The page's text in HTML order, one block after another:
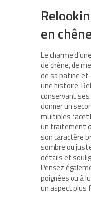
en chêne
Le charme
de chêne, de
de sa patine et
une histoire.
conservant
donner un
multiples
un traitement
son caractère
sombre ou
détails et
Pensez
poignées ou à
un aspect plus